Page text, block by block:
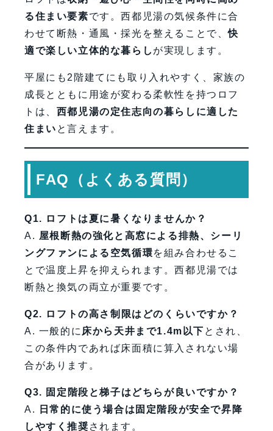
る住まい要素です。西都児湯の気候条件に合
わせて断熱・通風・採光を整えることで、快
適で楽しい立体的な暮らし が実現します。
平屋にも2階建てにも取り入れやすく、家族の
成長とともに用途が変わる柔軟性を持つロフ
トは、 西都児湯の定住志向の暮らしに適した
住まい と言えます。
FAQ（よくある質問）
Q1. ロフトは夏に暑くなりませんか？
A. 屋根断熱の強化と高窓による排熱、シーリ
ングファンによる空気循環を組み合わせるこ
とで温度上昇を抑えられます。西都児湯では
断熱と換気の両立が重要です。
Q2. ロフトの高さ制限はどのくらいですか？
A. 一般的に 床から天井まで1.4m以下 とされ、
この条件内であれば床面積に算入されない場
合があります。
Q3. 固定階段と梯子はどちらが良いですか？
A.
日常的に使う場合は固定階段が安全で昇降
しやすく推奨 されます。